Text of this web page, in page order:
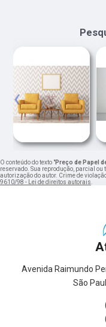
‹
O conteúdo do texto "Preço de Papel
reservado. Sua reprodução, parcial
autorização do autor. Crime de
9610/98 - Lei de direitos autorais.
Avenida Raimundo
São